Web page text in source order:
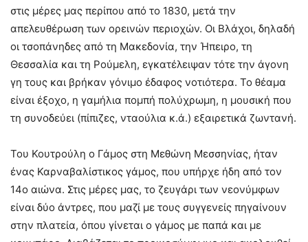
στις μέρες μας περίπου από το 1830, μετά την
απελευθέρωση των ορεινών περιοχών. Οι Βλάχοι, δηλαδή
οι τσοπάνηδες από τη Μακεδονία, την Ήπειρο, τη
Θεσσαλία και τη Ρούμελη, εγκατέλειψαν τότε την άγονη
γη τους και βρήκαν γόνιμο έδαφος νοτιότερα. Το θέαμα
είναι έξοχο, η γαμήλια πομπή πολύχρωμη, η μουσική που
τη συνοδεύει (πίπιζες, νταούλια κ.ά.) εξαιρετικά ζωντανή.
Του Κουτρούλη ο Γάμος στη Μεθώνη Μεσσηνίας, ήταν
ένας Καρναβαλίστικος γάμος, που υπήρχε ήδη από τον
14ο αιώνα. Στις μέρες μας, το ζευγάρι των νεονύμφων
είναι δύο άντρες, που μαζί με τους συγγενείς πηγαίνουν
στην πλατεία, όπου γίνεται ο γάμος με παπά και με